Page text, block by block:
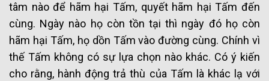
tâm nào để hãm hại Tấm, quyết hãm hại Tấm đến
cùng. Ngày nào họ còn tồn tại thì ngày đó họ còn
hãm hại Tấm, họ dồn Tấm vào đường cùng. Chính vì
thế Tấm không có sự lựa chọn nào khác. Có ý kiến
cho rằng, hành động trả thù của Tấm là khác lạ với